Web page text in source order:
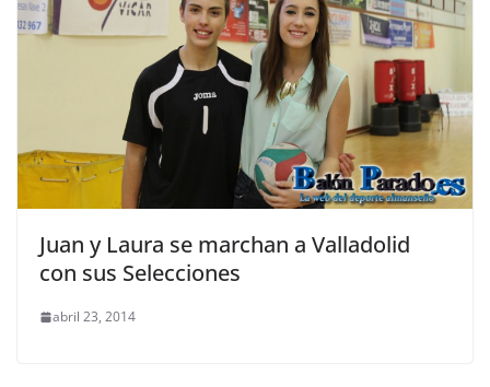
Juan y Laura se marchan a Valladolid
con sus Selecciones
abril 23, 2014